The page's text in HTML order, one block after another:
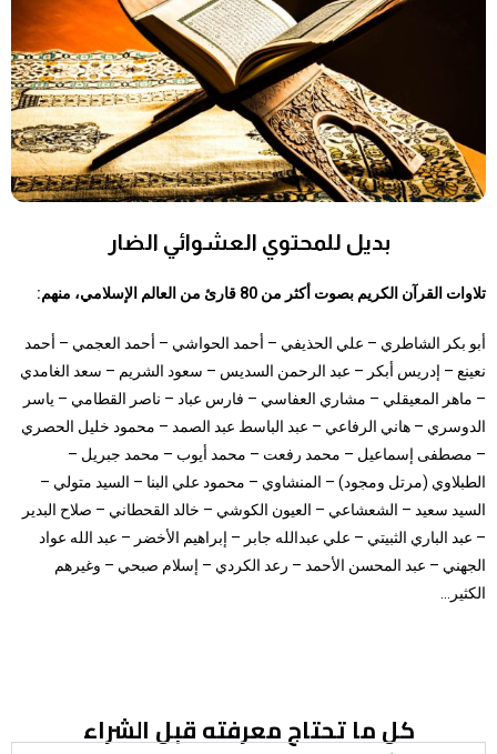
بديل للمحتوي العشوائي الضار
تلاوات القرآن الكريم بصوت أكثر من 80 قارئ من العالم الإسلامي، منهم:
أبو بكر الشاطري – علي الحذيفي – أحمد الحواشي – أحمد العجمي – أحمد
نعينع – إدريس أبكر – عبد الرحمن السديس – سعود الشريم – سعد الغامدي
– ماهر المعيقلي – مشاري العفاسي – فارس عباد – ناصر القطامي – ياسر
الدوسري – هاني الرفاعي – عبد الباسط عبد الصمد – محمود خليل الحصري
– مصطفى إسماعيل – محمد رفعت – محمد أيوب – محمد جبريل –
الطبلاوي (مرتل ومجود) – المنشاوي – محمود علي البنا – السيد متولي –
السيد سعيد – الشعشاعي – العيون الكوشي – خالد القحطاني – صلاح البدير
– عبد الباري الثبيتي – علي عبدالله جابر – إبراهيم الأخضر – عبد الله عواد
الجهني – عبد المحسن الأحمد – رعد الكردي – إسلام صبحي – وغيرهم
الكثير…
كل ما تحتاج معرفته قبل الشراء